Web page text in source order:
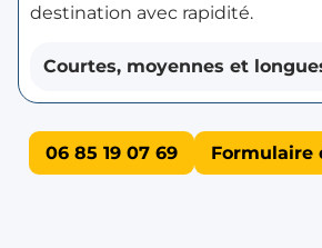
destination avec rapidité.
Courtes, moyennes et
06 85 19 07 69 Formulaire